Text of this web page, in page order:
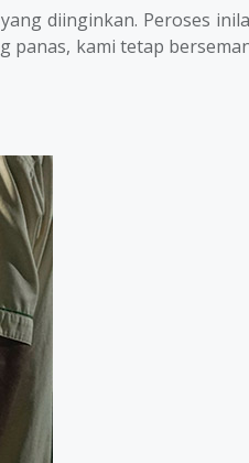
diinginkan. Peroses
panas, kami tetap